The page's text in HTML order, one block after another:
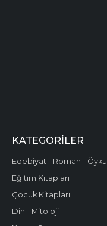
KATEGORILER
Edebiyat - Roman - Öykü
Eğitim Kitapları
Çocuk Kitapları
Din - Mitoloji